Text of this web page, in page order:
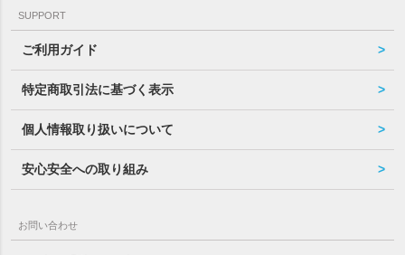
SUPPORT
ご利用ガイド
特定商取引法に基づく表示
個人情報取り扱いについて
安心安全への取り組み
お問い合わせ